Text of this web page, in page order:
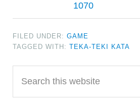
1070
FILED UNDER:GAME
TAGGED WITH:TEKA-TEKI KATA
Primary
Sidebar
this
website